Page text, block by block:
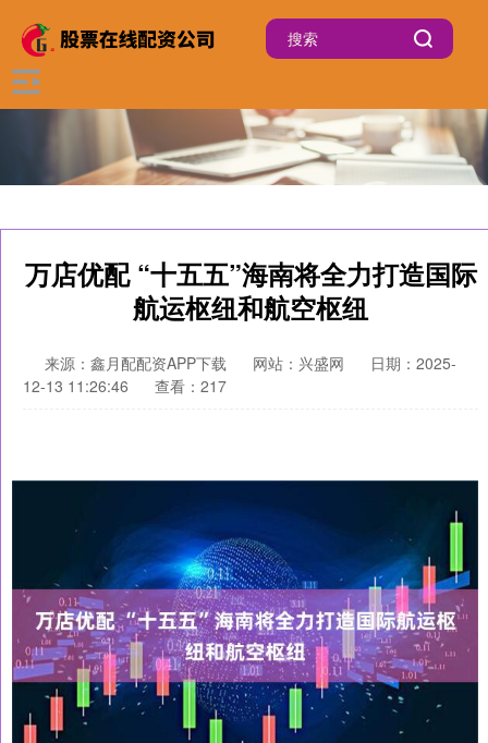
万店优配 “十五五”海南将全力打造国际
航运枢纽和航空枢纽
来源：鑫月配配资APP下载 网站：兴盛网
日期：2025-
12-13 11:26:46
查看：217